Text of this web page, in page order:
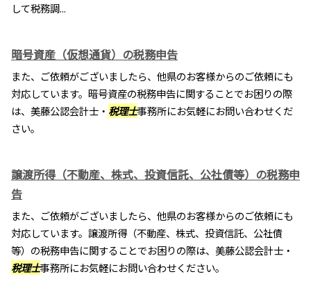
して税務調...
暗号資産（仮想通貨）の税務申告
また、ご依頼がございましたら、他県のお客様からのご依頼にも
対応しています。暗号資産の税務申告に関することでお困りの際
は、美藤公認会計士・ 税理士事務所にお気軽にお問い合わせくだ
さい。
譲渡所得（不動産、株式、投資信託、公社債等）の税務申
告
また、ご依頼がございましたら、他県のお客様からのご依頼にも
対応しています。譲渡所得（不動産、株式、投資信託、公社債
等）の税務申告に関することでお困りの際は、美藤公認会計士・
税理士事務所にお気軽にお問い合わせください。